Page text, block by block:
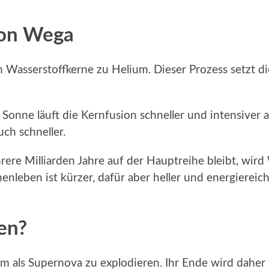
Wega
zu Helium. Dieser Prozess setzt
läuft die Kernfusion schneller und intensiver
schneller.
Milliarden Jahre auf der Hauptreihe bleibt, wird
ist kürzer, dafür aber heller und
als Supernova zu explodieren. Ihr Ende wird